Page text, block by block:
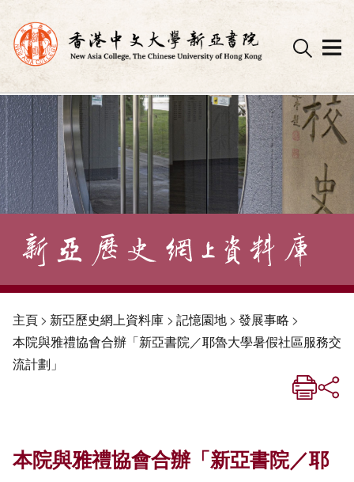
Skip
to
content
主頁> 新亞歷史網上資料庫 > 記憶園地> 發展事略 >
本院與雅禮協會合辦「新亞書院／耶魯大學暑假社區服務交
流計劃」
本院與雅禮協會合辦「新亞書院／耶